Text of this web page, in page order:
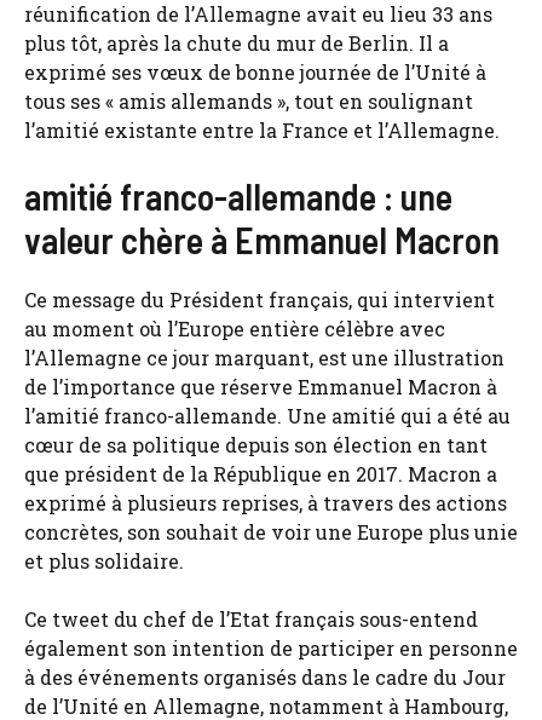
réunification de l’Allemagne avait eu lieu 33 ans
plus tôt, après la chute du mur de Berlin. Il a
exprimé ses vœux de bonne journée de l’Unité à
tous ses « amis allemands », tout en soulignant
l’amitié existante entre la France et l’Allemagne.
amitié franco-allemande : une
valeur chère à Emmanuel Macron
Ce message du Président français, qui intervient
au moment où l’Europe entière célèbre avec
l’Allemagne ce jour marquant, est une illustration
de l’importance que réserve Emmanuel Macron à
l’amitié franco-allemande. Une amitié qui a été au
cœur de sa politique depuis son élection en tant
que président de la République en 2017. Macron a
exprimé à plusieurs reprises, à travers des actions
concrètes, son souhait de voir une Europe plus unie
et plus solidaire.
Ce tweet du chef de l’Etat français sous-entend
également son intention de participer en personne
à des événements organisés dans le cadre du Jour
de l’Unité en Allemagne, notamment à Hambourg,